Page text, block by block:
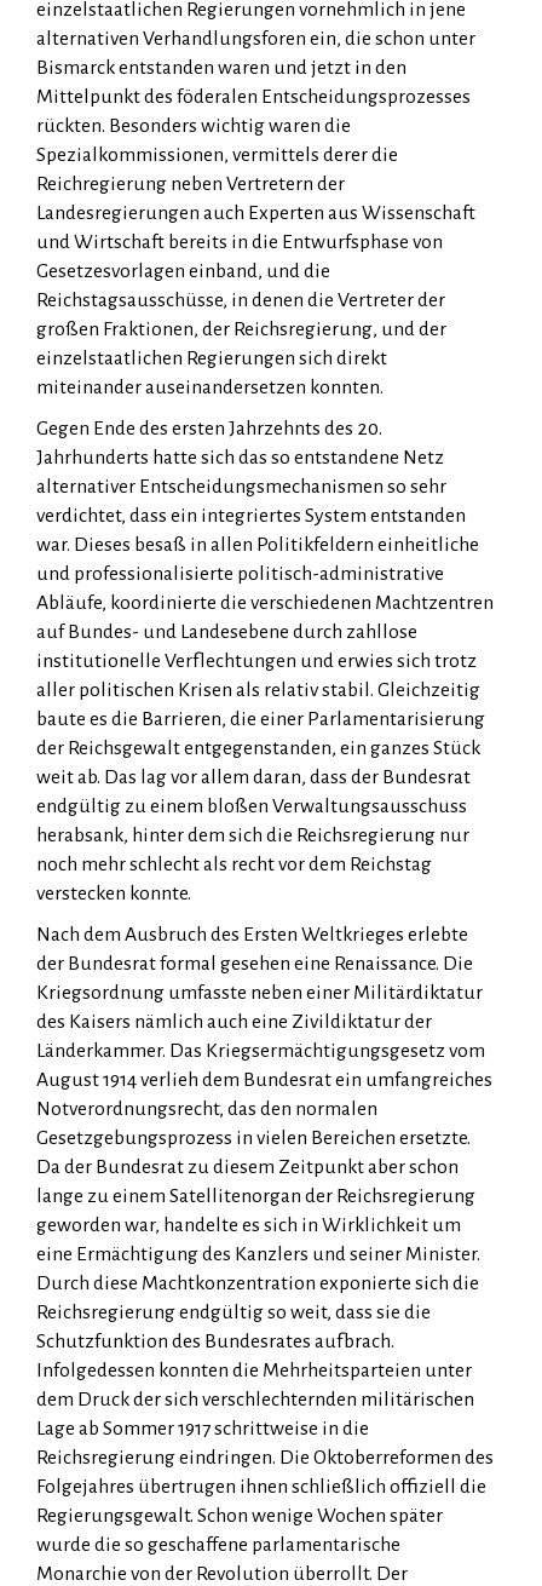
einzelstaatlichen Regierungen vornehmlich in jene
alternativen Verhandlungsforen ein, die schon unter
Bismarck entstanden waren und jetzt in den
Mittelpunkt des föderalen Entscheidungsprozesses
rückten. Besonders wichtig waren die
Spezialkommissionen, vermittels derer die
Reichregierung neben Vertretern der
Landesregierungen auch Experten aus Wissenschaft
und Wirtschaft bereits in die Entwurfsphase von
Gesetzesvorlagen einband, und die
Reichstagsausschüsse, in denen die Vertreter der
großen Fraktionen, der Reichsregierung, und der
einzelstaatlichen Regierungen sich direkt
miteinander auseinandersetzen konnten.
Gegen Ende des ersten Jahrzehnts des 20.
Jahrhunderts hatte sich das so entstandene Netz
alternativer Entscheidungsmechanismen so sehr
verdichtet, dass ein integriertes System entstanden
war. Dieses besaß in allen Politikfeldern einheitliche
und professionalisierte politisch-administrative
Abläufe, koordinierte die verschiedenen Machtzentren
auf Bundes- und Landesebene durch zahllose
institutionelle Verflechtungen und erwies sich trotz
aller politischen Krisen als relativ stabil. Gleichzeitig
baute es die Barrieren, die einer Parlamentarisierung
der Reichsgewalt entgegenstanden, ein ganzes Stück
weit ab. Das lag vor allem daran, dass der Bundesrat
endgültig zu einem bloßen Verwaltungsausschuss
herabsank, hinter dem sich die Reichsregierung nur
noch mehr schlecht als recht vor dem Reichstag
verstecken konnte.
Nach dem Ausbruch des Ersten Weltkrieges erlebte
der Bundesrat formal gesehen eine Renaissance. Die
Kriegsordnung umfasste neben einer Militärdiktatur
des Kaisers nämlich auch eine Zivildiktatur der
Länderkammer. Das Kriegsermächtigungsgesetz vom
August 1914 verlieh dem Bundesrat ein umfangreiches
Notverordnungsrecht, das den normalen
Gesetzgebungsprozess in vielen Bereichen ersetzte.
Da der Bundesrat zu diesem Zeitpunkt aber schon
lange zu einem Satellitenorgan der Reichsregierung
geworden war, handelte es sich in Wirklichkeit um
eine Ermächtigung des Kanzlers und seiner Minister.
Durch diese Machtkonzentration exponierte sich die
Reichs­re­gierung endgültig so weit, dass sie die
Schutzfunktion des Bundesrates aufbrach.
Infolgedessen konnten die Mehrheitsparteien unter
dem Druck der sich verschlechternden militärischen
Lage ab Sommer 1917 schrittweise in die
Reichsregierung eindringen. Die Oktoberreformen des
Folgejahres übertrugen ihnen schließlich offiziell die
Regierungsgewalt. Schon wenige Wochen später
wurde die so geschaffene parlamentarische
Monarchie von der Revolution überrollt. Der